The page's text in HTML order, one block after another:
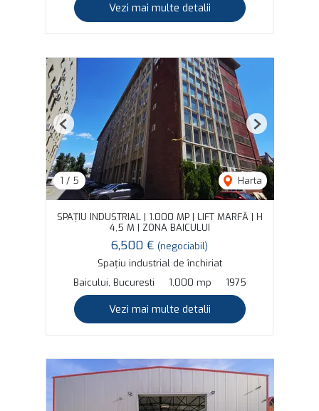
Vezi mai multe detalii
1 / 5 Harta
Previous Next
SPAȚIU INDUSTRIAL | 1.000 MP | LIFT MARFĂ | H
4,5 M | ZONA BAICULUI
6,500 € (negociabil)
Spațiu industrial de închiriat
Baicului, Bucuresti
1,000 mp 1975
Vezi mai multe detalii